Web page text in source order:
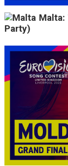
Malta:
Party)